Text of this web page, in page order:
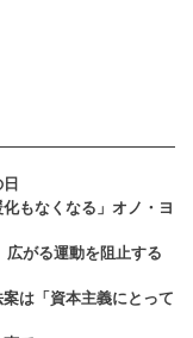
もなくなる」オノ・ヨ
がる運動を阻止する
は「資本主義にとって